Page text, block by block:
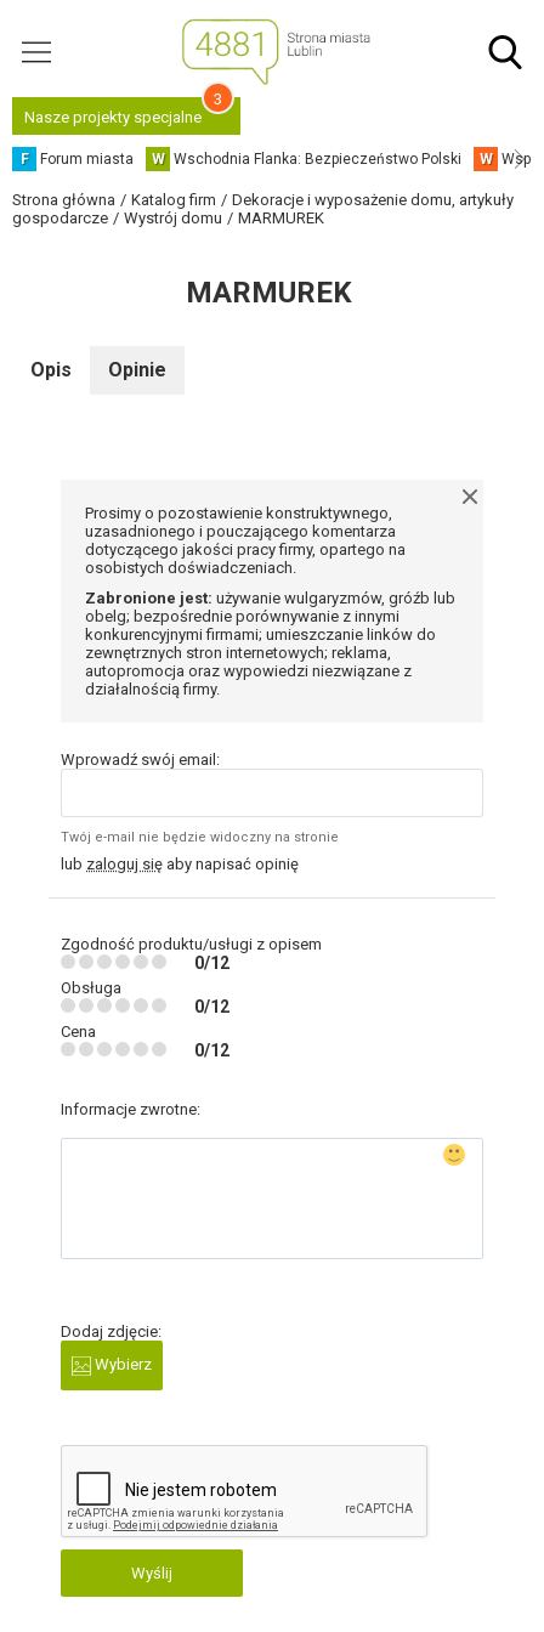
Nasze projekty specjalne
3
F Forum miasta W Wschodnia Flanka: Bezpieczeństwo Polski W
Strona główna Katalog firm
Dekoracje i wyposażenie domu, artykuły
gospodarcze
Wystrój domu MARMUREK
MARMUREK
Opis Opinie
Prosimy o pozostawienie konstruktywnego,
uzasadnionego i pouczającego komentarza
dotyczącego jakości pracy firmy, opartego na
osobistych doświadczeniach.
Zabronione jest: używanie wulgaryzmów, gróźb lub
obelg; bezpośrednie porównywanie z innymi
konkurencyjnymi firmami; umieszczanie linków do
zewnętrznych stron internetowych; reklama,
autopromocja oraz wypowiedzi niezwiązane z
działalnością firmy.
Wprowadź swój email:
Twój e-mail nie będzie widoczny na stronie
lub zaloguj się aby napisać opinię
Zgodność produktu/usługi z opisem
0/12
Obsługa
0/12
Cena
0/12
Informacje zwrotne:
Dodaj zdjęcie:
Wybierz
Wyślij